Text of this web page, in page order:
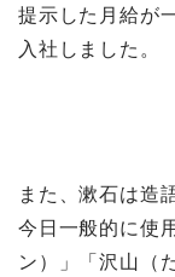
提示した月給が
入社しました。
また、漱石は造
今日一般的に使
ン）」「沢山（